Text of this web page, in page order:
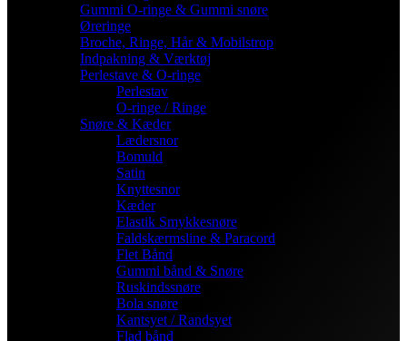
Gummi O-ringe & Gummi snøre
Øreringe
Broche, Ringe, Hår & Mobilstrop
Indpakning & Værktøj
Perlestave & O-ringe
Perlestav
O-ringe / Ringe
Snøre & Kæder
Lædersnor
Bomuld
Satin
Knyttesnor
Kæder
Elastik Smykkesnøre
Faldskærmsline & Paracord
Flet Bånd
Gummi bånd & Snøre
Ruskindssnøre
Bola snøre
Kantsyet / Randsyet
Flad bånd